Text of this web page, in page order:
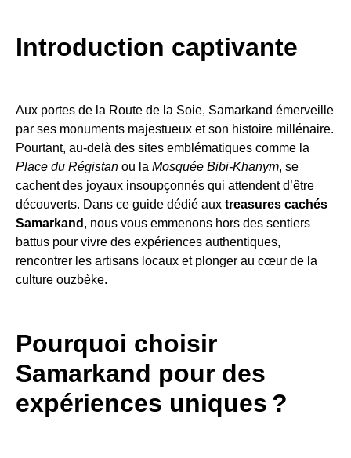
Introduction captivante
Aux portes de la Route de la Soie, Samarkand émerveille
par ses monuments majestueux et son histoire millénaire.
Pourtant, au-delà des sites emblématiques comme la
Place du Régistan ou la Mosquée Bibi-Khanym, se
cachent des joyaux insoupçonnés qui attendent d’être
découverts. Dans ce guide dédié aux treasures cachés
Samarkand , nous vous emmenons hors des sentiers
battus pour vivre des expériences authentiques,
rencontrer les artisans locaux et plonger au cœur de la
culture ouzbèke.
Pourquoi choisir
Samarkand pour des
expériences uniques ?